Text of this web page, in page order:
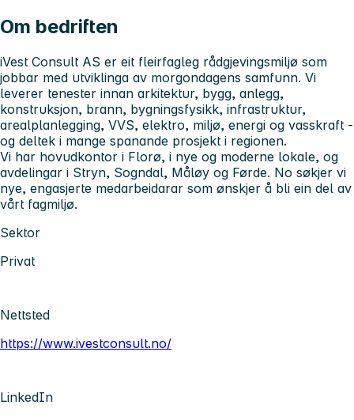
Om bedriften
iVest Consult AS er eit fleirfagleg rådgjevingsmiljø som
jobbar med utviklinga av morgondagens samfunn. Vi
leverer tenester innan arkitektur, bygg, anlegg,
konstruksjon, brann, bygningsfysikk, infrastruktur,
arealplanlegging, VVS, elektro, miljø, energi og vasskraft -
og deltek i mange spanande prosjekt i regionen.
Vi har hovudkontor i Florø, i nye og moderne lokale, og
avdelingar i Stryn, Sogndal, Måløy og Førde. No søkjer vi
nye, engasjerte medarbeidarar som ønskjer å bli ein del av
vårt fagmiljø.
Sektor
Privat
Nettsted
https://www.ivestconsult.no/
LinkedIn